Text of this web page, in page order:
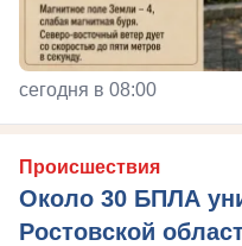
сегодня в 08:00
Происшествия
Около 30 БПЛА
Ростовской